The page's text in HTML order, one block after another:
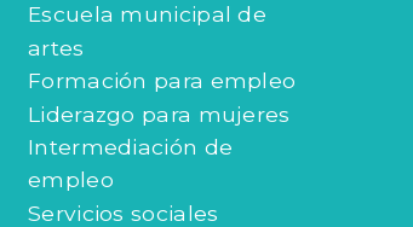
Escuela municipal de
artes
Formación para empleo
Liderazgo para mujeres
Intermediación de
empleo
Servicios sociales